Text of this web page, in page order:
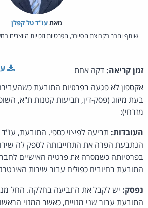
מאת‏עו"ד טל קפלן
שותף וחבר בקבוצת הסייבר, הפרטיות וזכויות היוצרים
זמן קריאה: דקה אחת
אקספון לא פגעה בפרטיות התובעת
בעת מיזוג (פסק-דין, תביעות קטנות ת"א,
מזרחי):
העובדות: תביעה לפיצוי כספי. התובעת,
הנתבעת הפרה את התחייבותה לספק לה
בפרטיותה כשמסרה את פרטיה האישיים
התובעת בחיובים כפולים עבור שירות
נפסק:
התובעת עבור שני מנויים, כאשר המנוי